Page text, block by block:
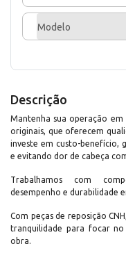
Modelo
Descrição
Mantenha sua operação em
originais, que oferecem
investe em custo-benefício,
e evitando dor de cabeça
Trabalhamos com
desempenho e durabilidade
Com peças de reposição
tranquilidade para focar
obra.